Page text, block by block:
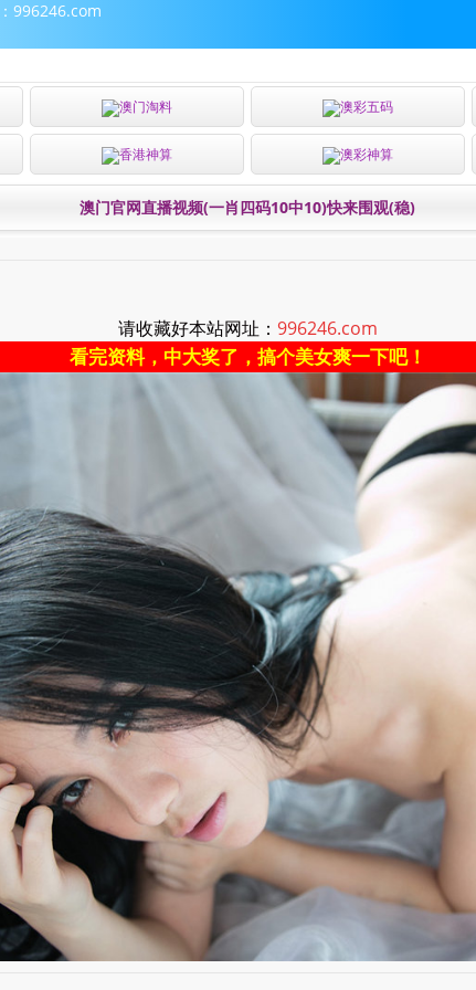
996246.com
澳门淘料 澳彩五码
香港神算 澳彩神算
澳门官网直播视频(一肖四码10中10)快来围观(稳)
请收藏好本站网址： 996246.com
看完资料，中大奖了，搞个美女爽一下吧！